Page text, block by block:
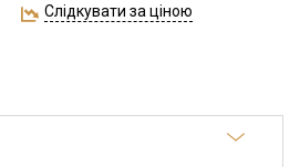
Слідкувати за ціною